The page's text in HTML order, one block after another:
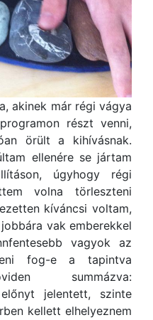
akinek már régi vágya
részt venni,
örült a kihívásnak.
ellenére se jártam
úgyhogy régi
volna törleszteni
kíváncsi voltam,
vak emberekkel
vagyok az
fog-e a tapintva
summázva:
jelentett, szinte
kellett elhelyeznem